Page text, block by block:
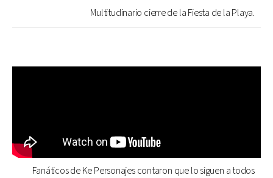
Multitudinario cierre de la Fiesta de la Playa.
Fanáticos de Ke Personajes contaron que lo siguen a todos